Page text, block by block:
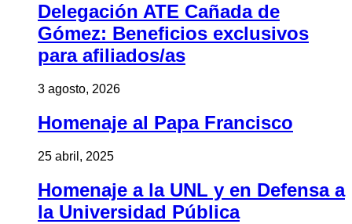
Delegación ATE Cañada de
Gómez: Beneficios exclusivos
para afiliados/as
3 agosto, 2026
Homenaje al Papa Francisco
25 abril, 2025
Homenaje a la UNL y en Defensa a
la Universidad Pública